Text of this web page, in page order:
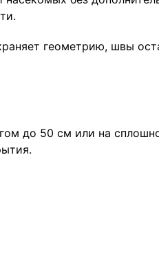
геометрию, швы
до 50 см или на